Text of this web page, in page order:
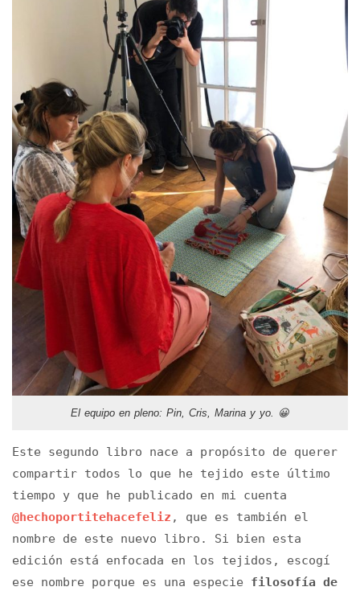
El equipo en pleno: Pin, Cris, Marina y yo. 😀
Este segundo libro nace a propósito de querer
compartir todos lo que he tejido este último
tiempo y que he publicado en mi cuenta
@hechoportitehacefeliz , que es también el
nombre de este nuevo libro. Si bien esta
edición está enfocada en los tejidos, escogí
ese nombre porque es una especie filosofía de